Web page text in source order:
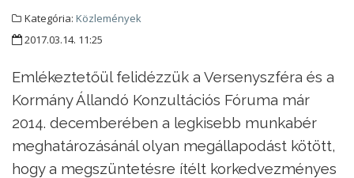
Kategória: Közlemények
2017.03.14. 11:25
Emlékeztetőül felidézzük a Versenyszféra és a
Kormány Állandó Konzultációs Fóruma már
2014. decemberében a legkisebb munkabér
meghatározásánál olyan megállapodást kötött,
hogy a megszüntetésre ítélt korkedvezményes